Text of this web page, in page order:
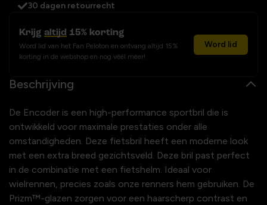
30 dagen retourrecht
Krijg altijd 15% korting
Word lid van het Fan Peloton en ontvang altijd 15%
korting in de webshop en nog véél meer!
Word lid
Beschrijving
De Encoder is een high-performance sportbril die is
ontwikkeld voor maximale prestaties onder alle
omstandigheden. Deze fietsbril heeft een moderne look
met een extra breed gezichtsveld. Deze bril past perfect
in de combinatie met een fietshelm. Ideaal voor
wielrennen, precies zoals onze renners hem gebruiken. De
Prizm™-glazen zorgen voor een haarscherp contrast en